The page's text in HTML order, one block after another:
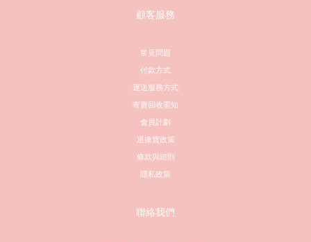
顧客服務
常見問題
付款方式
運送服務方式
寄賣回收需知
會員計劃
退換貨政策
條款與細則
隱私政策
聯絡我們